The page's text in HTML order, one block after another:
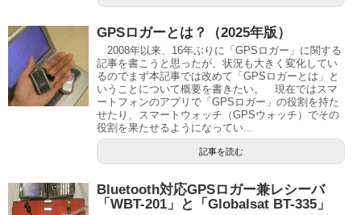
GPSロガーとは？（2025年版）
2008年以来、16年ぶりに「GPSロガー」に関する
記事を書こうと思ったが、状況も大きく変化してい
るのでまず本記事では改めて「GPSロガーとは」と
いうことについて概要を書きたい。 現在ではスマ
ートフォンのアプリで「GPSロガー」の役割を持た
せたり、スマートウォッチ（GPSウォッチ）でその
役割を果たせるようになってい...
記事を読む
Bluetooth対応GPSロガー兼レシーバ
「WBT-201」と「Globalsat BT-335」